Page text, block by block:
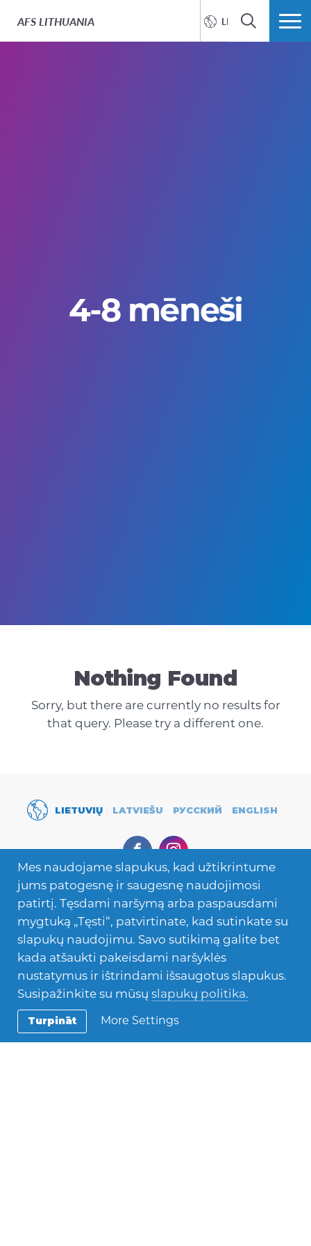
AFSLITHUANIA LIETUVIŲ
SEARCH MORE
4-8 mēneši
Nothing Found
Sorry, but there are currently no results for
that query. Please try a different one.
LIETUVIŲ LATVIEŠU РУССКИЙ ENGLISH
FacebookInstagram
Secondary
Navigation
Priimkite moksleivį
Mokymasis užsienyje
Savanorystė pokyčiams
Contact Us
Mes naudojame slapukus, kad užtikrintume
jums patogesnę ir saugesnę naudojimosi
patirtį. Tęsdami naršymą arba paspausdami
mygtuką „Tęsti“, patvirtinate, kad sutinkate su
slapukų naudojimu. Savo sutikimą galite bet
kada atšaukti pakeisdami naršyklės
nustatymus ir ištrindami išsaugotus slapukus.
Susipažinkite su mūsų slapukų politika.
Turpināt More Settings